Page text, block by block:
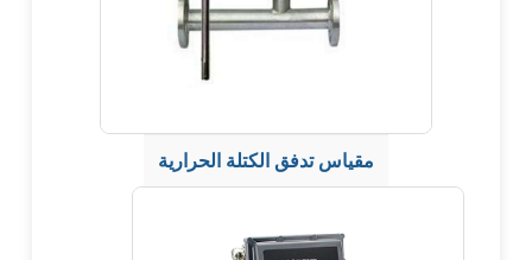
مقياس تدفق الكتلة الحرارية